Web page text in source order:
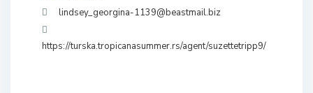
lindsey_georgina-1139@beastmail.biz
https://turska.tropicanasummer.rs/agent/suzettetripp9/